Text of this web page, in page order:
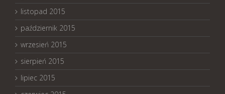
listopad 2015
październik 2015
wrzesień 2015
sierpień 2015
lipiec 2015